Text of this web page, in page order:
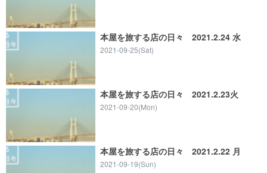
本屋を旅する店の日々 2021.2.24 水
2021-09-25(Sat)
本屋を旅する店の日々 2021.2.23火
2021-09-20(Mon)
本屋を旅する店の日々 2021.2.22 月
2021-09-19(Sun)